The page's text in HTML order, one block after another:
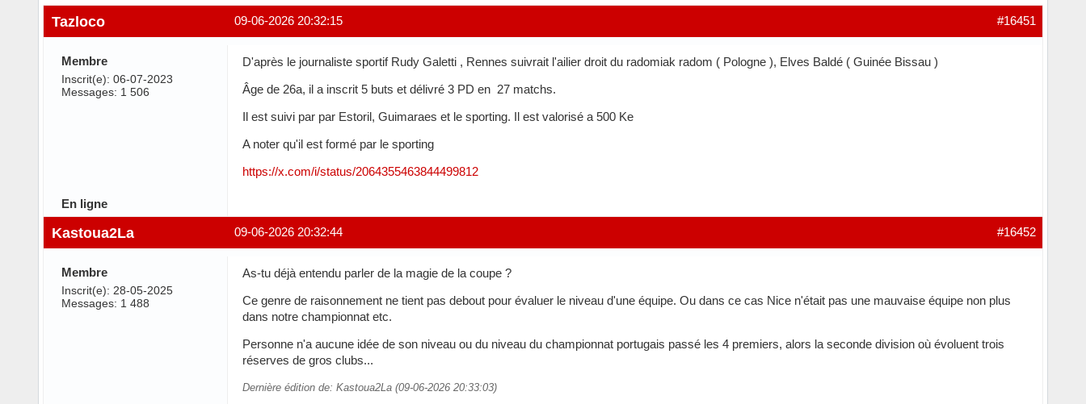
#16451
09-06-2026 20:32:15
Tazloco
Membre
Inscrit(e): 06-07-2023
Messages: 1 506
D'après le journaliste sportif Rudy Galetti , Rennes suivrait l'ailier droit du radomiak radom ( Pologne ), Elves Baldé ( Guinée Bissau )
Âge de 26a, il a inscrit 5 buts et délivré 3 PD en 27 matchs.
Il est suivi par par Estoril, Guimaraes et le sporting. Il est valorisé a 500 Ke
A noter qu'il est formé par le sporting
https://x.com/i/status/2064355463844499812
En ligne
#16452
09-06-2026 20:32:44
Kastoua2La
Membre
Inscrit(e): 28-05-2025
Messages: 1 488
As-tu déjà entendu parler de la magie de la coupe ?
Ce genre de raisonnement ne tient pas debout pour évaluer le niveau d'une équipe. Ou dans ce cas Nice n'était pas une mauvaise équipe non plus
dans notre championnat etc.
Personne n'a aucune idée de son niveau ou du niveau du championnat portugais passé les 4 premiers, alors la seconde division où évoluent trois
réserves de gros clubs...
Dernière édition de: Kastoua2La (09-06-2026 20:33:03)